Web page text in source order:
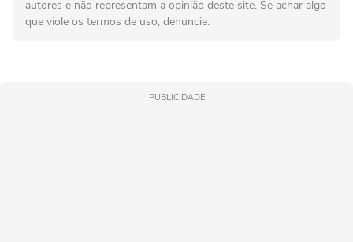
autores e não representam a opinião deste site. Se achar algo
que viole os termos de uso, denuncie.
PUBLICIDADE